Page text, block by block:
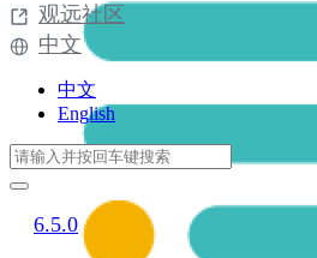
观远社区
中文
中文
English
6.5.0